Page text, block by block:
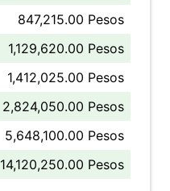
847,215.00 Pesos
1,129,620.00 Pesos
1,412,025.00 Pesos
2,824,050.00 Pesos
5,648,100.00 Pesos
14,120,250.00 Pesos